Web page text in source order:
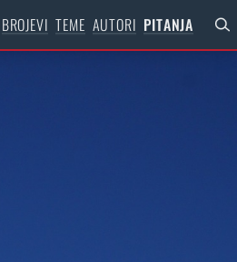
BROJEVI TEME AUTORI PITANJA